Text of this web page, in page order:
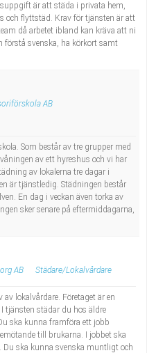
är att städa i privata hem,
och flyttstäd. Krav för tjänsten är att
då arbetet ibland kan kräva att ni
förstå svenska, ha körkort samt
AB
Som består av tre grupper med
av ett hyreshus och vi har
av lokalerna tre dagar i
är tjänstledig. Städningen består
En dag i veckan även torka av
sker senare på eftermiddagarna,
AB Städare/Lokalvårdare
lokalvårdare. Företaget är en
tjänsten städar du hos äldre
ska kunna framföra ett jobb
till brukarna. I jobbet ska
ska kunna svenska muntligt och